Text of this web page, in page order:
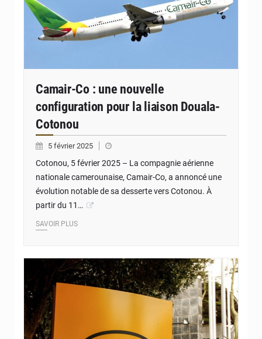
Camair-Co : une nouvelle
configuration pour la liaison Douala-
Cotonou
5 février 2025
Cotonou, 5 février 2025 – La compagnie aérienne
nationale camerounaise, Camair-Co, a annoncé une
évolution notable de sa desserte vers Cotonou. À
partir du 11…
SAVOIR PLUS